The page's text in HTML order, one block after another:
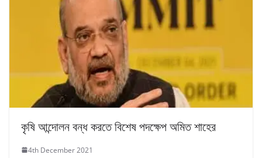
কৃষি আন্দোলন বন্ধ করতে বিশেষ পদক্ষেপ অমিত শাহের
4th December 2021